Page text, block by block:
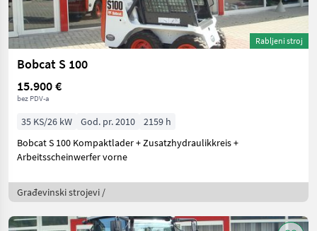
Rabljeni stroj
Bobcat S 100
15.900 €
bez PDV-a
35 KS/26 kW God. pr. 2010
2159 h
Bobcat S 100 Kompaktlader + Zusatzhydraulikkreis +
Arbeitsscheinwerfer vorne
Građevinski strojevi /